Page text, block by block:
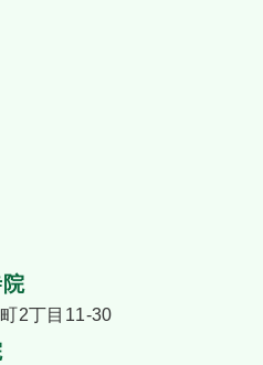
2丁目11-30